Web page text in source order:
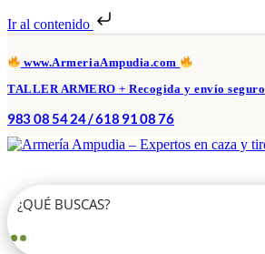
Ir al contenido
www.ArmeriaAmpudia.com
TALLER ARMERO + Recogida y envío seguro
983 08 54 24 / 618 91 08 76